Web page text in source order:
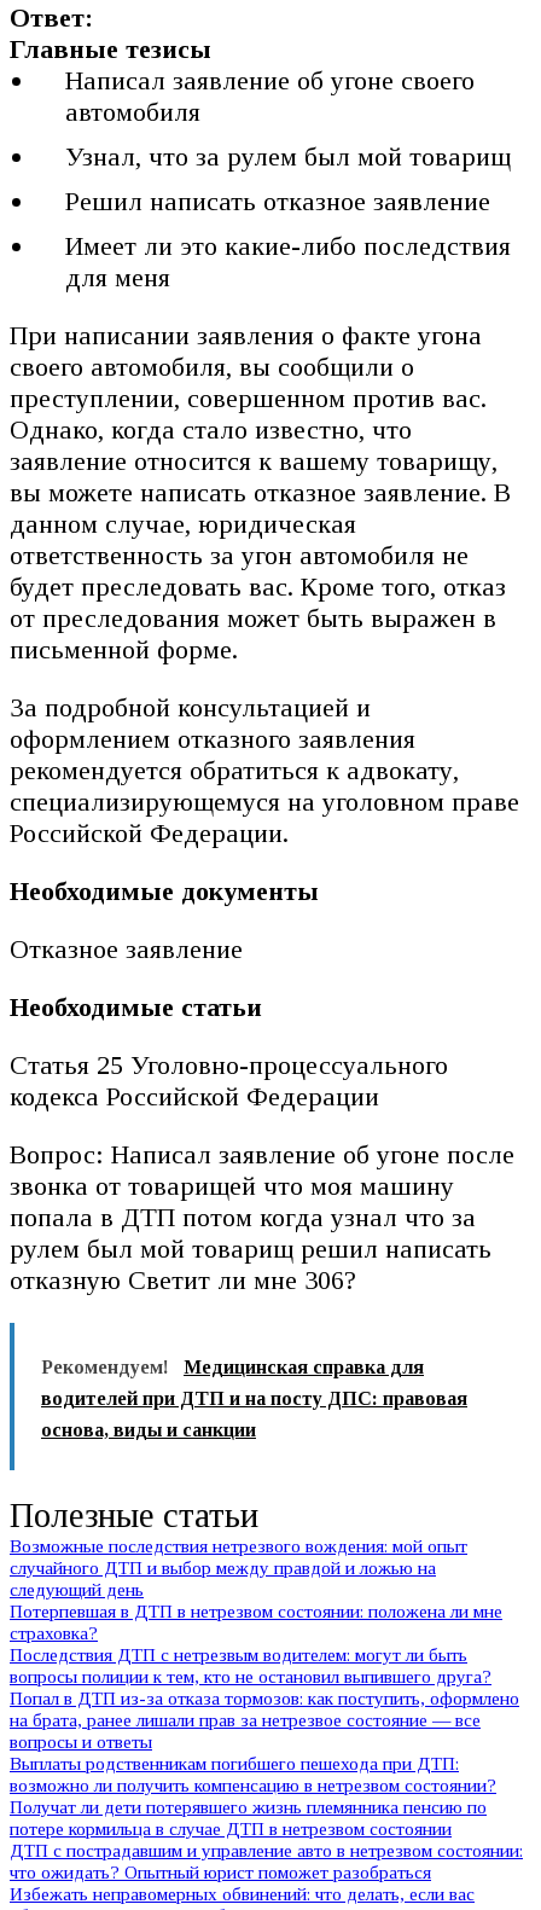
Ответ:
Главные тезисы
Написал заявление об угоне своего
автомобиля
Узнал, что за рулем был мой товарищ
Решил написать отказное заявление
Имеет ли это какие-либо последствия
для меня
При написании заявления о факте угонa
своего автомобиля, вы сообщили о
преступлении, совершенном против вас.
Однако, когда стало известно, что
заявление относится к вашему товарищу,
вы можете написать отказное заявление. В
данном случае, юридическая
ответственность за угон автомобиля не
будет преследовать вас. Кроме того, отказ
от преследования может быть выражен в
письменной форме.
За подробной консультацией и
оформлением отказного заявления
рекомендуется обратиться к адвокату,
специализирующемуся на уголовном праве
Российской Федерации.
Необходимые документы
Отказное заявление
Необходимые статьи
Статья 25 Уголовно-процессуального
кодекса Российской Федерации
Вопрос: Написал заявление об угоне после
звонка от товарищей что моя машину
попала в ДТП потом когда узнал что за
рулем был мой товарищ решил написать
отказную Светит ли мне 306?
Рекомендуем!
Медицинская справка для
водителей при ДТП и на посту ДПС: правовая
основа, виды и санкции
Полезные статьи
Возможные последствия нетрезвого вождения: мой опыт
случайного ДТП и выбор между правдой и ложью на
следующий день
Потерпевшая в ДТП в нетрезвом состоянии: положена ли мне
страховка?
Последствия ДТП с нетрезвым водителем: могут ли быть
вопросы полиции к тем, кто не остановил выпившего друга?
Попал в ДТП из-за отказа тормозов: как поступить, оформлено
на брата, ранее лишали прав за нетрезвое состояние — все
вопросы и ответы
Выплаты родственникам погибшего пешехода при ДТП:
возможно ли получить компенсацию в нетрезвом состоянии?
Получат ли дети потерявшего жизнь племянника пенсию по
потере кормильца в случае ДТП в нетрезвом состоянии
ДТП с пострадавшим и управление авто в нетрезвом состоянии:
что ожидать? Опытный юрист поможет разобраться
Избежать неправомерных обвинений: что делать, если вас